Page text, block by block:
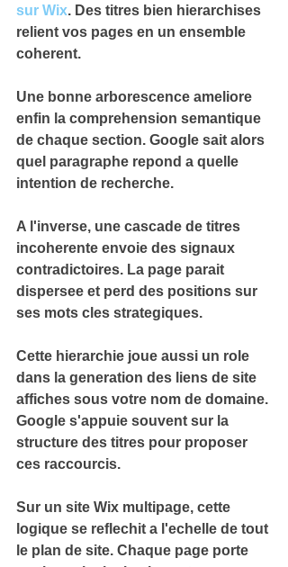
sur Wix. Des titres bien hierarchises
relient vos pages en un ensemble
coherent.
Une bonne arborescence ameliore
enfin la comprehension semantique
de chaque section. Google sait alors
quel paragraphe repond a quelle
intention de recherche.
A l'inverse, une cascade de titres
incoherente envoie des signaux
contradictoires. La page parait
dispersee et perd des positions sur
ses mots cles strategiques.
Cette hierarchie joue aussi un role
dans la generation des liens de site
affiches sous votre nom de domaine.
Google s'appuie souvent sur la
structure des titres pour proposer
ces raccourcis.
Sur un site Wix multipage, cette
logique se reflechit a l'echelle de tout
le plan de site. Chaque page porte